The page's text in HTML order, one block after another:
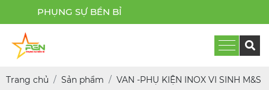
SỰ BỀN BỈ
Trang chủ Sản phẩm VAN -PHỤ KIỆN INOX VI SINH M&S